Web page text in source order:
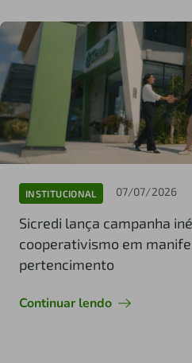
INSTITUCIONAL 07/07/2026
Sicredi lança campanha
cooperativismo em
pertencimento
Continuar lendo